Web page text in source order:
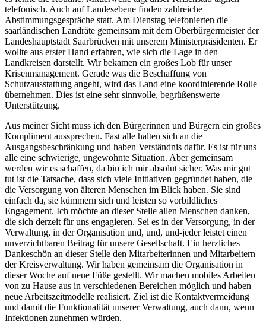
telefonisch. Auch auf Landesebene finden zahlreiche
Abstimmungsgespräche statt. Am Dienstag telefonierten die
saarländischen Landräte gemeinsam mit dem Oberbürgermeister der
Landeshauptstadt Saarbrücken mit unserem Ministerpräsidenten. Er
wollte aus erster Hand erfahren, wie sich die Lage in den
Landkreisen darstellt. Wir bekamen ein großes Lob für unser
Krisenmanagement. Gerade was die Beschaffung von
Schutzausstattung angeht, wird das Land eine koordinierende Rolle
übernehmen. Dies ist eine sehr sinnvolle, begrüßenswerte
Unterstützung.
Aus meiner Sicht muss ich den Bürgerinnen und Bürgern ein großes
Kompliment aussprechen. Fast alle halten sich an die
Ausgangsbeschränkung und haben Verständnis dafür. Es ist für uns
alle eine schwierige, ungewohnte Situation. Aber gemeinsam
werden wir es schaffen, da bin ich mir absolut sicher. Was mir gut
tut ist die Tatsache, dass sich viele Initiativen gegründet haben, die
die Versorgung von älteren Menschen im Blick haben. Sie sind
einfach da, sie kümmern sich und leisten so vorbildliches
Engagement. Ich möchte an dieser Stelle allen Menschen danken,
die sich derzeit für uns engagieren. Sei es in der Versorgung, in der
Verwaltung, in der Organisation und, und, und-jeder leistet einen
unverzichtbaren Beitrag für unsere Gesellschaft. Ein herzliches
Dankeschön an dieser Stelle den Mitarbeiterinnen und Mitarbeitern
der Kreisverwaltung. Wir haben gemeinsam die Organisation in
dieser Woche auf neue Füße gestellt. Wir machen mobiles Arbeiten
von zu Hause aus in verschiedenen Bereichen möglich und haben
neue Arbeitszeitmodelle realisiert. Ziel ist die Kontaktvermeidung
und damit die Funktionalität unserer Verwaltung, auch dann, wenn
Infektionen zunehmen würden.